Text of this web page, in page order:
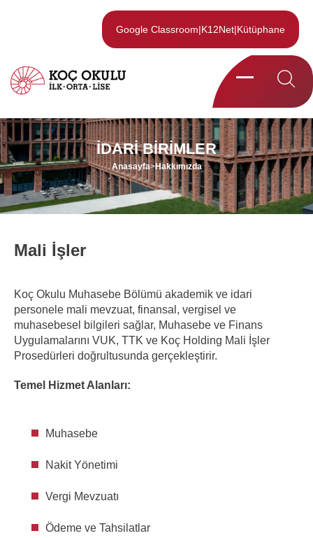
Google Classroom|K12Net|Kütüphane
İDARI BIRIMLER
Anasayfa>Hakkımızda
Mali İşler
Koç Okulu Muhasebe Bölümü akademik ve idari
personele mali mevzuat, finansal, vergisel ve
muhasebesel bilgileri sağlar, Muhasebe ve Finans
Uygulamalarını VUK, TTK ve Koç Holding Mali İşler
Prosedürleri doğrultusunda gerçekleştirir.
Temel Hizmet Alanları:
Muhasebe
Nakit Yönetimi
Vergi Mevzuatı
Ödeme ve Tahsilatlar